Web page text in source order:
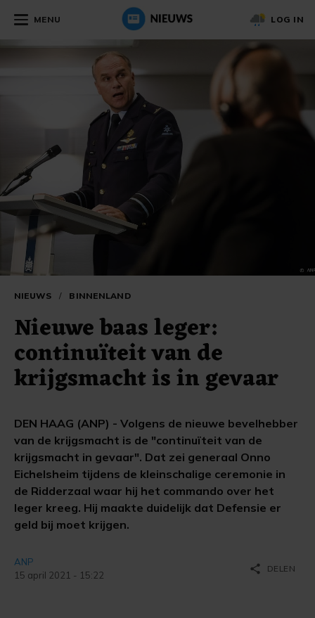
MENU LOG IN
NIEUWS / BINNENLAND
Nieuwe baas leger:
continuïteit van de
krijgsmacht is in gevaar
DEN HAAG (ANP) - Volgens de nieuwe bevelhebber
van de krijgsmacht is de "continuïteit van de
krijgsmacht in gevaar". Dat zei generaal Onno
Eichelsheim tijdens de kleinschalige ceremonie in
de Ridderzaal waar hij het commando over het
leger kreeg. Hij maakte duidelijk dat Defensie er
geld bij moet krijgen.
ANP
15 april 2021 - 15:22
share DELEN